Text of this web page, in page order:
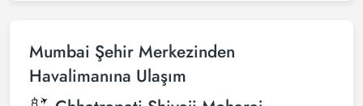
Mumbai Şehir Merkezinden
Havalimanına Ulaşım